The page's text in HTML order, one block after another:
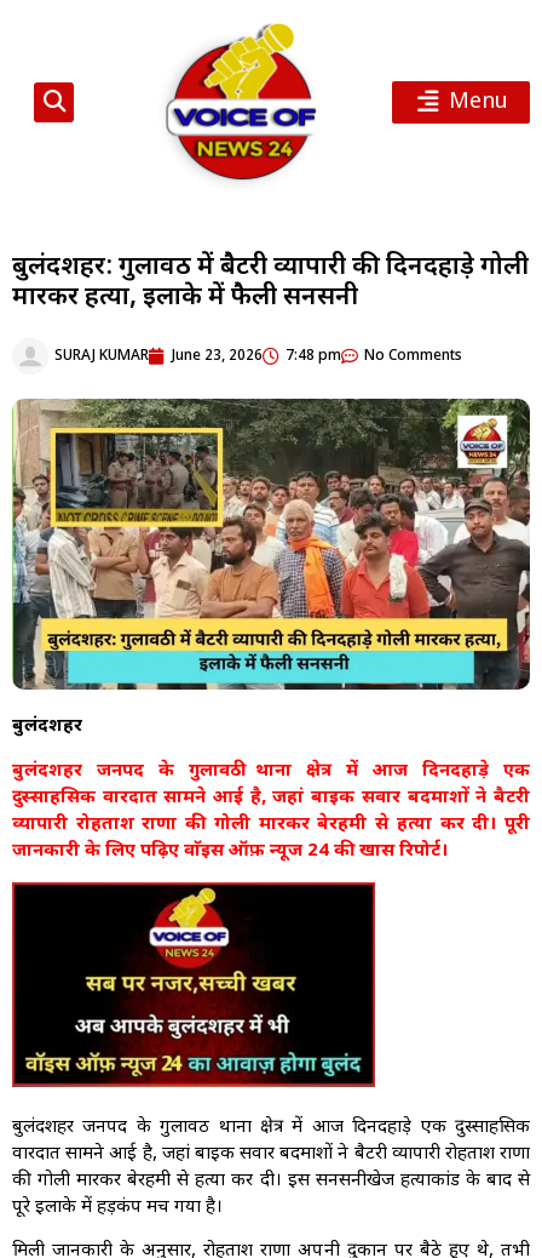
Menu
बुलंदशहर: गुलावठी में बैटरी व्यापारी की दिनदहाड़े गोली
मारकर हत्या, इलाके में फैली सनसनी
SURAJ KUMAR June 23, 2026 7:48 pm No Comments
बुलंदशहर
बुलंदशहर जनपद के गुलावठी थाना क्षेत्र में आज दिनदहाड़े एक
दुस्साहसिक वारदात सामने आई है, जहां बाइक सवार बदमाशों ने बैटरी
व्यापारी रोहताश राणा की गोली मारकर बेरहमी से हत्या कर दी। पूरी
जानकारी के लिए पढ़िए वाॅइस ऑफ़ न्यूज 24 की खास रिपोर्ट।
बुलंदशहर जनपद के गुलावठी थाना क्षेत्र में आज दिनदहाड़े एक दुस्साहसिक
वारदात सामने आई है, जहां बाइक सवार बदमाशों ने बैटरी व्यापारी रोहताश राणा
की गोली मारकर बेरहमी से हत्या कर दी। इस सनसनीखेज हत्याकांड के बाद से
पूरे इलाके में हड़कंप मच गया है।
मिली जानकारी के अनुसार, रोहताश राणा अपनी दुकान पर बैठे हुए थे, तभी